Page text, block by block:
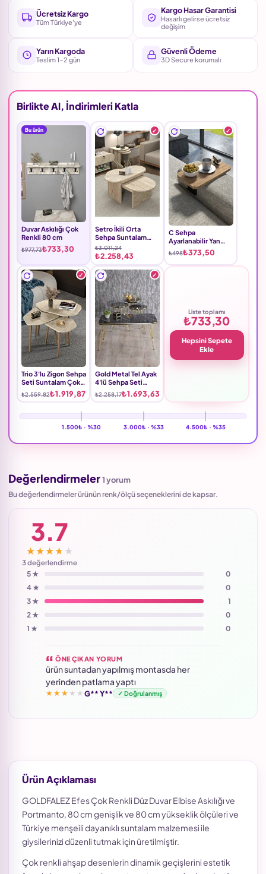
Ücretsiz Kargo
Tüm Türkiye'ye
Kargo Hasar Garantisi
Hasarlı gelirse ücretsiz
değişim
Yarın Kargoda
Teslim 1-2 gün
Güvenli Ödeme
3D Secure korumalı
Birlikte Al, İndirimleri Katla
Bu ürün
Duvar Askılığı Çok
Renkli 80 cm
₺977,73₺733,30
Setro İkili Orta
Sehpa Suntalam
Ekru
₺3.011,24
₺2.258,43
C Sehpa
Ayarlanabilir Yan
Sehpa Suntalam
Kahverengi
₺498₺373,50
Trio 3'lu Zigon Sehpa
Seti Suntalam Çok
₺2.559,82₺1.919,87
Gold Metal Tel Ayak
4'lü Sehpa Seti
Suntalam Bendir
Siyah
₺2.258,17₺1.693,63
Liste toplamı
₺733,30
Hepsini Sepete
Ekle
1.500₺ ·%30 3.000₺ · %33 4.500₺ · %35
Değerlendirmeler1 yorum
Bu değerlendirmeler ürünün renk/ölçü seçeneklerini de kapsar.
3.7
★★★★★
3 değerlendirme
5 ★
0
4 ★
0
3 ★
1
2 ★
0
1 ★
0
ÖNE ÇIKAN YORUM
ürün suntadan yapılmış montasda her
yerinden patlama yaptı
★★★★★G** Y** ✓ Doğrulanmış
Ürün Açıklaması
GOLDFALEZ Efes Çok Renkli Düz Duvar Elbise Askılığı ve
Portmanto, 80 cm genişlik ve 80 cm yükseklik ölçüleri ve
Türkiye menşeili dayanıklı suntalam malzemesi ile
giysilerinizi düzenli tutmak için üretilmiştir.
Çok renkli ahşap desenlerin dinamik geçişlerini estetik